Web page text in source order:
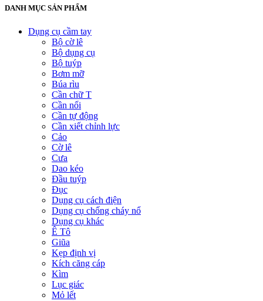
DANH MỤC SẢN PHẨM
Dụng cụ cầm tay
Bộ cờ lê
Bộ dụng cụ
Bộ tuýp
Bơm mỡ
Búa rìu
Cần chữ T
Cần nối
Cần tự động
Cần xiết chỉnh lực
Cảo
Cờ lê
Cưa
Dao kéo
Đầu tuýp
Đục
Dụng cụ cách điện
Dụng cụ chống cháy nổ
Dụng cụ khác
Ê Tô
Giũa
Kẹp định vị
Kích căng cáp
Kìm
Lục giác
Mỏ lết